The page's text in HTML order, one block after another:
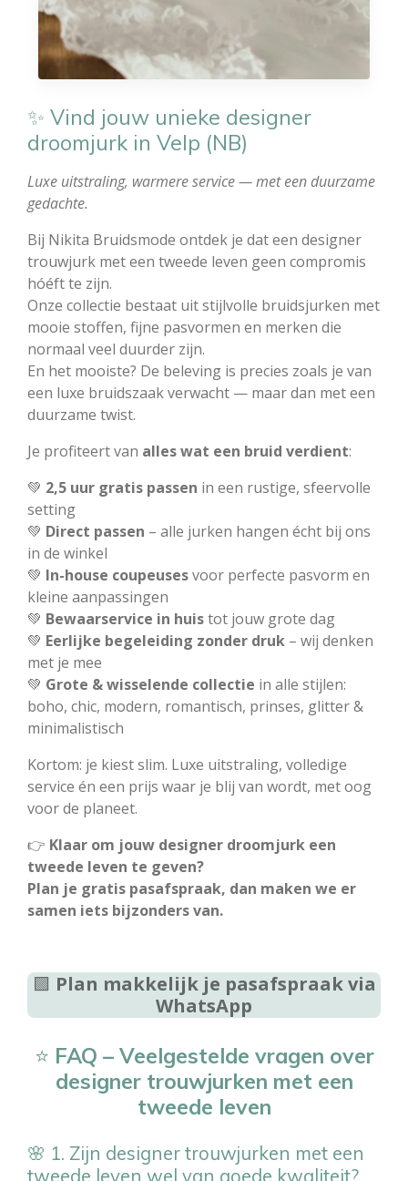
✨ Vind jouw unieke designer
droomjurk in Velp (NB)
Luxe uitstraling, warmere service — met een duurzame
gedachte.
Bij Nikita Bruidsmode ontdek je dat een designer
trouwjurk met een tweede leven geen compromis
hóéft te zijn.
Onze collectie bestaat uit stijlvolle bruidsjurken met
mooie stoffen, fijne pasvormen en merken die
normaal veel duurder zijn.
En het mooiste? De beleving is precies zoals je van
een luxe bruidszaak verwacht — maar dan met een
duurzame twist.
Je profiteert van alles wat een bruid verdient:
💚 2,5 uur gratis passen in een rustige, sfeervolle
setting
💚 Direct passen – alle jurken hangen écht bij ons
in de winkel
💚 In-house coupeusesvoor perfecte pasvorm en
kleine aanpassingen
💚 Bewaarservice in huistot jouw grote dag
💚 Eerlijke begeleiding zonder druk – wij denken
met je mee
💚 Grote & wisselende collectie in alle stijlen:
boho, chic, modern, romantisch, prinses, glitter &
minimalistisch
Kortom: je kiest slim. Luxe uitstraling, volledige
service én een prijs waar je blij van wordt, met oog
voor de planeet.
👉 Klaar om jouw designer droomjurk een
tweede leven te geven?
Plan je gratis pasafspraak, dan maken we er
samen iets bijzonders van.
🟩 Plan makkelijk je pasafspraak via
WhatsApp
⭐ FAQ – Veelgestelde vragen over
designer trouwjurken met een
tweede leven
🌸 1. Zijn designer trouwjurken met een
tweede leven wel van goede kwaliteit?